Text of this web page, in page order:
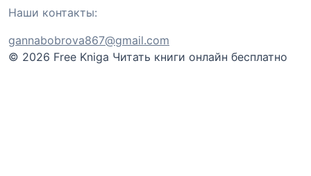
Наши контакты:
gannabobrova867@gmail.com
© 2026 Free Kniga Читать книги онлайн бесплатно